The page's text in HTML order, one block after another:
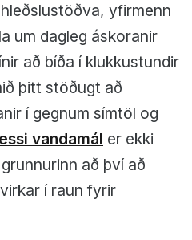
yfirmenn
um dagleg áskoranir
að bíða í klukkustundir
þitt stöðugt að
í gegnum símtöl og
vandamál er ekki
að því að
í raun fyrir